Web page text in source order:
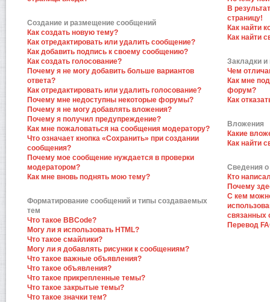
Создание и размещение сообщений
Как создать новую тему?
Как отредактировать или удалить сообщение?
Как добавить подпись к своему сообщению?
Как создать голосование?
Почему я не могу добавить больше вариантов
ответа?
Как отредактировать или удалить голосование?
Почему мне недоступны некоторые форумы?
Почему я не могу добавлять вложения?
Почему я получил предупреждение?
Как мне пожаловаться на сообщения модератору?
Что означает кнопка «Сохранить» при создании
сообщения?
Почему мое сообщение нуждается в проверки
модератором?
Как мне вновь поднять мою тему?
Форматирование сообщений и типы создаваемых
тем
Что такое BBCode?
Могу ли я использовать HTML?
Что такое смайлики?
Могу ли я добавлять рисунки к сообщениям?
Что такое важные объявления?
Что такое объявления?
Что такое прикрепленные темы?
Что такое закрытые темы?
Что такое значки тем?
В
страницу!
Как найти
Как найти
Закладки и
Чем
Как мне
форум?
Как
Вложения
Какие
Как найти
Сведения о
Кто
Почему
С кем
связанных
Перевод